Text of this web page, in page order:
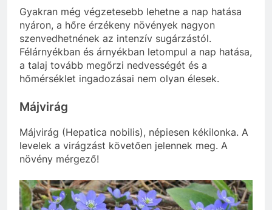
Gyakran még végzetesebb lehetne a nap hatása
nyáron, a hőre érzékeny növények nagyon
szenvedhetnének az intenzív sugárzástól.
Félárnyékban és árnyékban letompul a nap hatása,
a talaj tovább megőrzi nedvességét és a
hőmérséklet ingadozásai nem olyan élesek.
Májvirág
Májvirág (Hepatica nobilis), népiesen kékilonka. A
levelek a virágzást követően jelennek meg. A
növény mérgező!